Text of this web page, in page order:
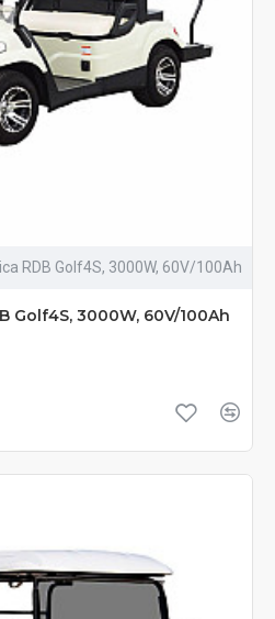
RDB Golf4S, 3000W, 60V/100Ah
Golf4S, 3000W, 60V/100Ah